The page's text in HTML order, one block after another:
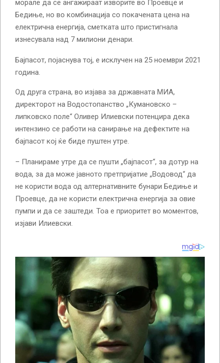
морале да се ангажираат изворите во Проевце и
Бедиње, но во комбинација со покачената цена на
електрична енергија, сметката што пристигнала
изнесувала над 7 милиони денари.
Бајпасот, појаснува тој, е исклучен на 25 ноември 2021
година.
Од друга страна, во изјава за државната МИА,
директорот на Водостопанство „Кумановско –
липковско поле“ Оливер Илиевски потенцира дека
интензино се работи на санирање на дефектите на
бајпасот кој ќе биде пуштен утре.
– Планираме утре да се пушти „бајпасот“, за дотур на
вода, за да може јавното претпријатие „Водовод“ да
не користи вода од алтернативните бунари Бедиње и
Проевце, да не користи електрична енергија за овие
пумпи и да се заштеди. Тоа е приоритет во моментов,
изјави Илиевски.